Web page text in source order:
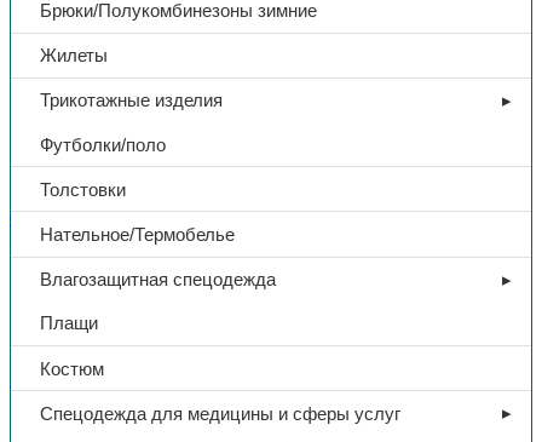
Брюки/Полукомбинезоны зимние
Жилеты
Трикотажные изделия
Футболки/поло
Толстовки
Нательное/Термобелье
Влагозащитная спецодежда
Плащи
Костюм
Спецодежда для медицины и сферы услуг
Сопутствующие товары
Скотч малярный, 48*40
Категории:Сопутствующие товары,Упаковочные материалы